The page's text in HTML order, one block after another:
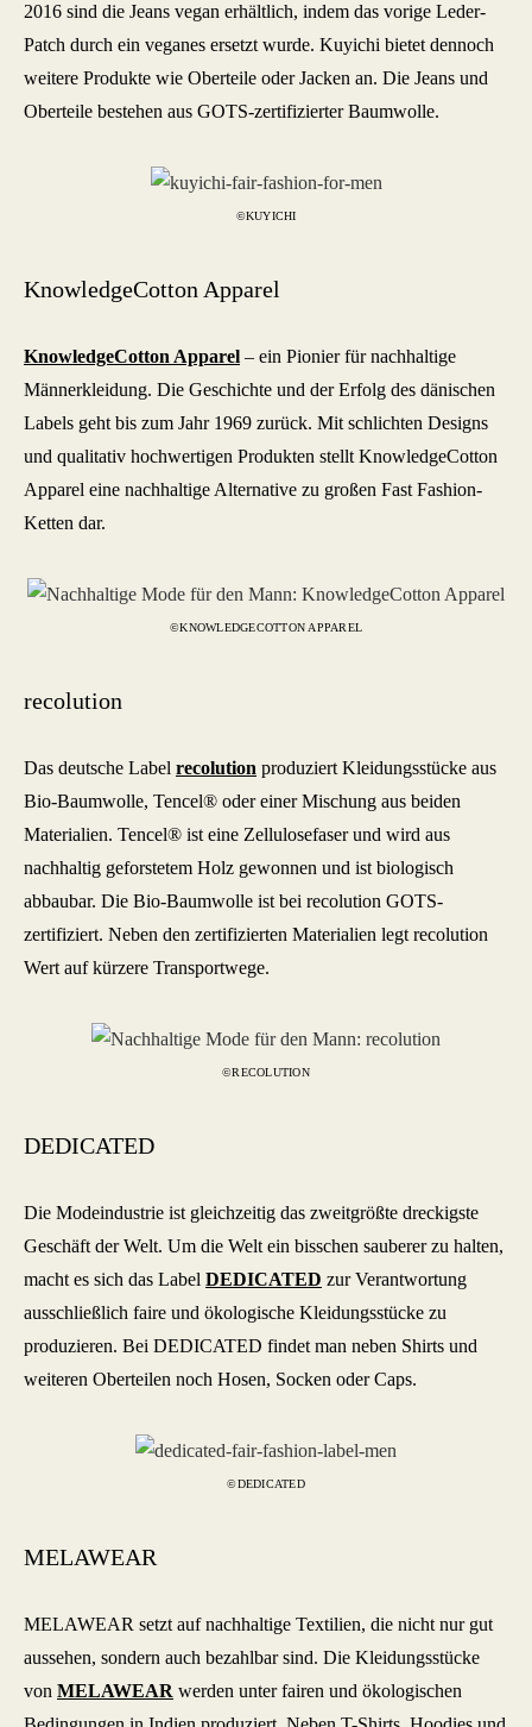
2016 sind die Jeans vegan erhältlich, indem das vorige Leder-
Patch durch ein veganes ersetzt wurde. Kuyichi bietet dennoch
weitere Produkte wie Oberteile oder Jacken an. Die Jeans und
Oberteile bestehen aus GOTS-zertifizierter Baumwolle.
©KUYICHI
KnowledgeCotton Apparel
KnowledgeCotton Apparel – ein Pionier für nachhaltige
Männerkleidung. Die Geschichte und der Erfolg des dänischen
Labels geht bis zum Jahr 1969 zurück. Mit schlichten Designs
und qualitativ hochwertigen Produkten stellt KnowledgeCotton
Apparel eine nachhaltige Alternative zu großen Fast Fashion-
Ketten dar.
©KNOWLEDGECOTTON APPAREL
recolution
Das deutsche Label recolution produziert Kleidungsstücke aus
Bio-Baumwolle, Tencel® oder einer Mischung aus beiden
Materialien. Tencel® ist eine Zellulosefaser und wird aus
nachhaltig geforstetem Holz gewonnen und ist biologisch
abbaubar. Die Bio-Baumwolle ist bei recolution GOTS-
zertifiziert. Neben den zertifizierten Materialien legt recolution
Wert auf kürzere Transportwege.
©RECOLUTION
DEDICATED
Die Modeindustrie ist gleichzeitig das zweitgrößte dreckigste
Geschäft der Welt. Um die Welt ein bisschen sauberer zu halten,
macht es sich das Label DEDICATED zur Verantwortung
ausschließlich faire und ökologische Kleidungsstücke zu
produzieren. Bei DEDICATED findet man neben Shirts und
weiteren Oberteilen noch Hosen, Socken oder Caps.
©DEDICATED
MELAWEAR
MELAWEAR setzt auf nachhaltige Textilien, die nicht nur gut
aussehen, sondern auch bezahlbar sind. Die Kleidungsstücke
von MELAWEAR werden unter fairen und ökologischen